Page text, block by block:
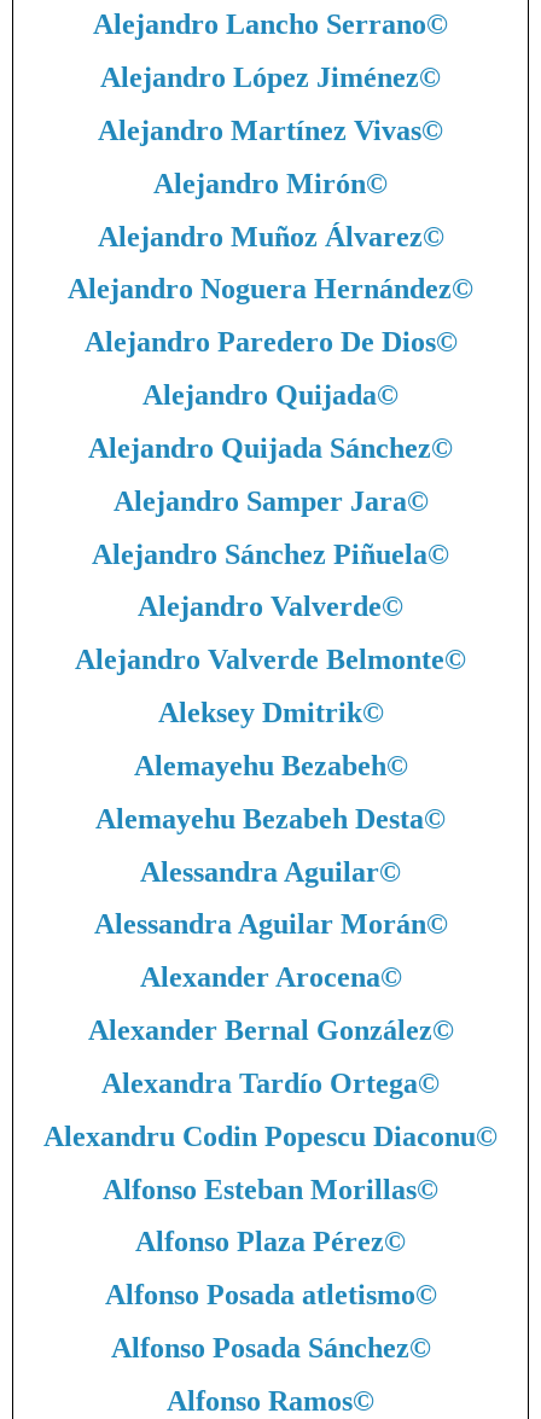
Alejandro Lancho Serrano©
Alejandro López Jiménez©
Alejandro Martínez Vivas©
Alejandro Mirón©
Alejandro Muñoz Álvarez©
Alejandro Noguera Hernández©
Alejandro Paredero De Dios©
Alejandro Quijada©
Alejandro Quijada Sánchez©
Alejandro Samper Jara©
Alejandro Sánchez Piñuela©
Alejandro Valverde©
Alejandro Valverde Belmonte©
Aleksey Dmitrik©
Alemayehu Bezabeh©
Alemayehu Bezabeh Desta©
Alessandra Aguilar©
Alessandra Aguilar Morán©
Alexander Arocena©
Alexander Bernal González©
Alexandra Tardío Ortega©
Alexandru Codin Popescu Diaconu©
Alfonso Esteban Morillas©
Alfonso Plaza Pérez©
Alfonso Posada atletismo©
Alfonso Posada Sánchez©
Alfonso Ramos©